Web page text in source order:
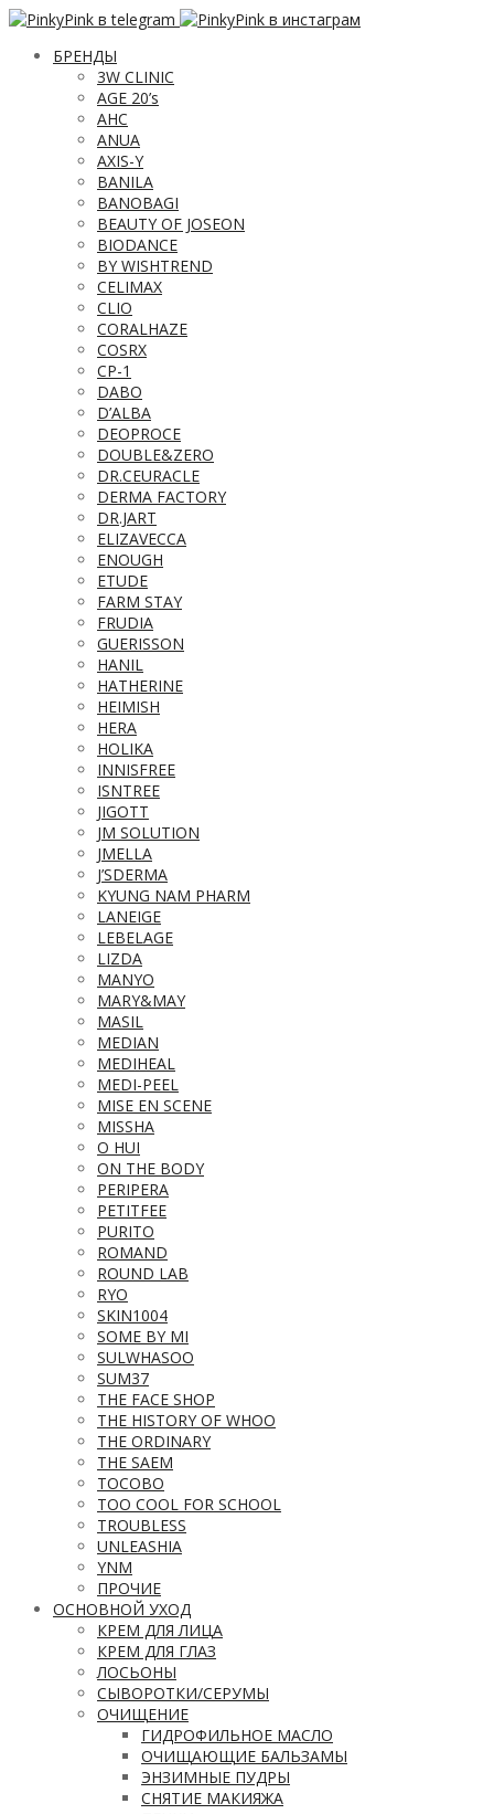
БРЕНДЫ
3W CLINIC
AGE 20’s
AHC
ANUA
AXIS-Y
BANILA
BANOBAGI
BEAUTY OF JOSEON
BIODANCE
BY WISHTREND
CELIMAX
CLIO
CORALHAZE
COSRX
CP-1
DABO
D’ALBA
DEOPROCE
DOUBLE&ZERO
DR.CEURACLE
DERMA FACTORY
DR.JART
ELIZAVECCA
ENOUGH
ETUDE
FARM STAY
FRUDIA
GUERISSON
HANIL
HATHERINE
HEIMISH
HERA
HOLIKA
INNISFREE
ISNTREE
JIGOTT
JM SOLUTION
JMELLA
J’SDERMA
KYUNG NAM PHARM
LANEIGE
LEBELAGE
LIZDA
MANYO
MARY&MAY
MASIL
MEDIAN
MEDIHEAL
MEDI-PEEL
MISE EN SCENE
MISSHA
O HUI
ON THE BODY
PERIPERA
PETITFEE
PURITO
ROMAND
ROUND LAB
RYO
SKIN1004
SOME BY MI
SULWHASOO
SUM37
THE FACE SHOP
THE HISTORY OF WHOO
THE ORDINARY
THE SAEM
TOCOBO
TOO COOL FOR SCHOOL
TROUBLESS
UNLEASHIA
YNM
ПРОЧИЕ
ОСНОВНОЙ УХОД
КРЕМ ДЛЯ ЛИЦА
КРЕМ ДЛЯ ГЛАЗ
ЛОСЬОНЫ
СЫВОРОТКИ/СЕРУМЫ
ОЧИЩЕНИЕ
ГИДРОФИЛЬНОЕ МАСЛО
ОЧИЩАЮЩИЕ БАЛЬЗАМЫ
ЭНЗИМНЫЕ ПУДРЫ
СНЯТИЕ МАКИЯЖА